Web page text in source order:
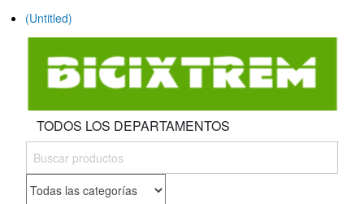
(Untitled)
TODOS LOS DEPARTAMENTOS